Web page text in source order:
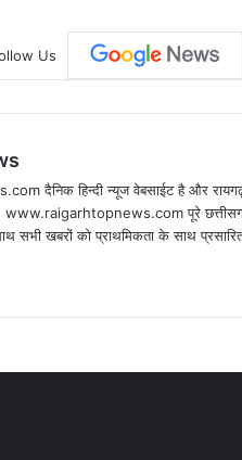
Us
दैनिक हिन्दी न्यूज वेबसाईट है और रायगढ़
www.raigarhtopnews.com पूरे
सभी खबरों को प्राथमिकता के साथ